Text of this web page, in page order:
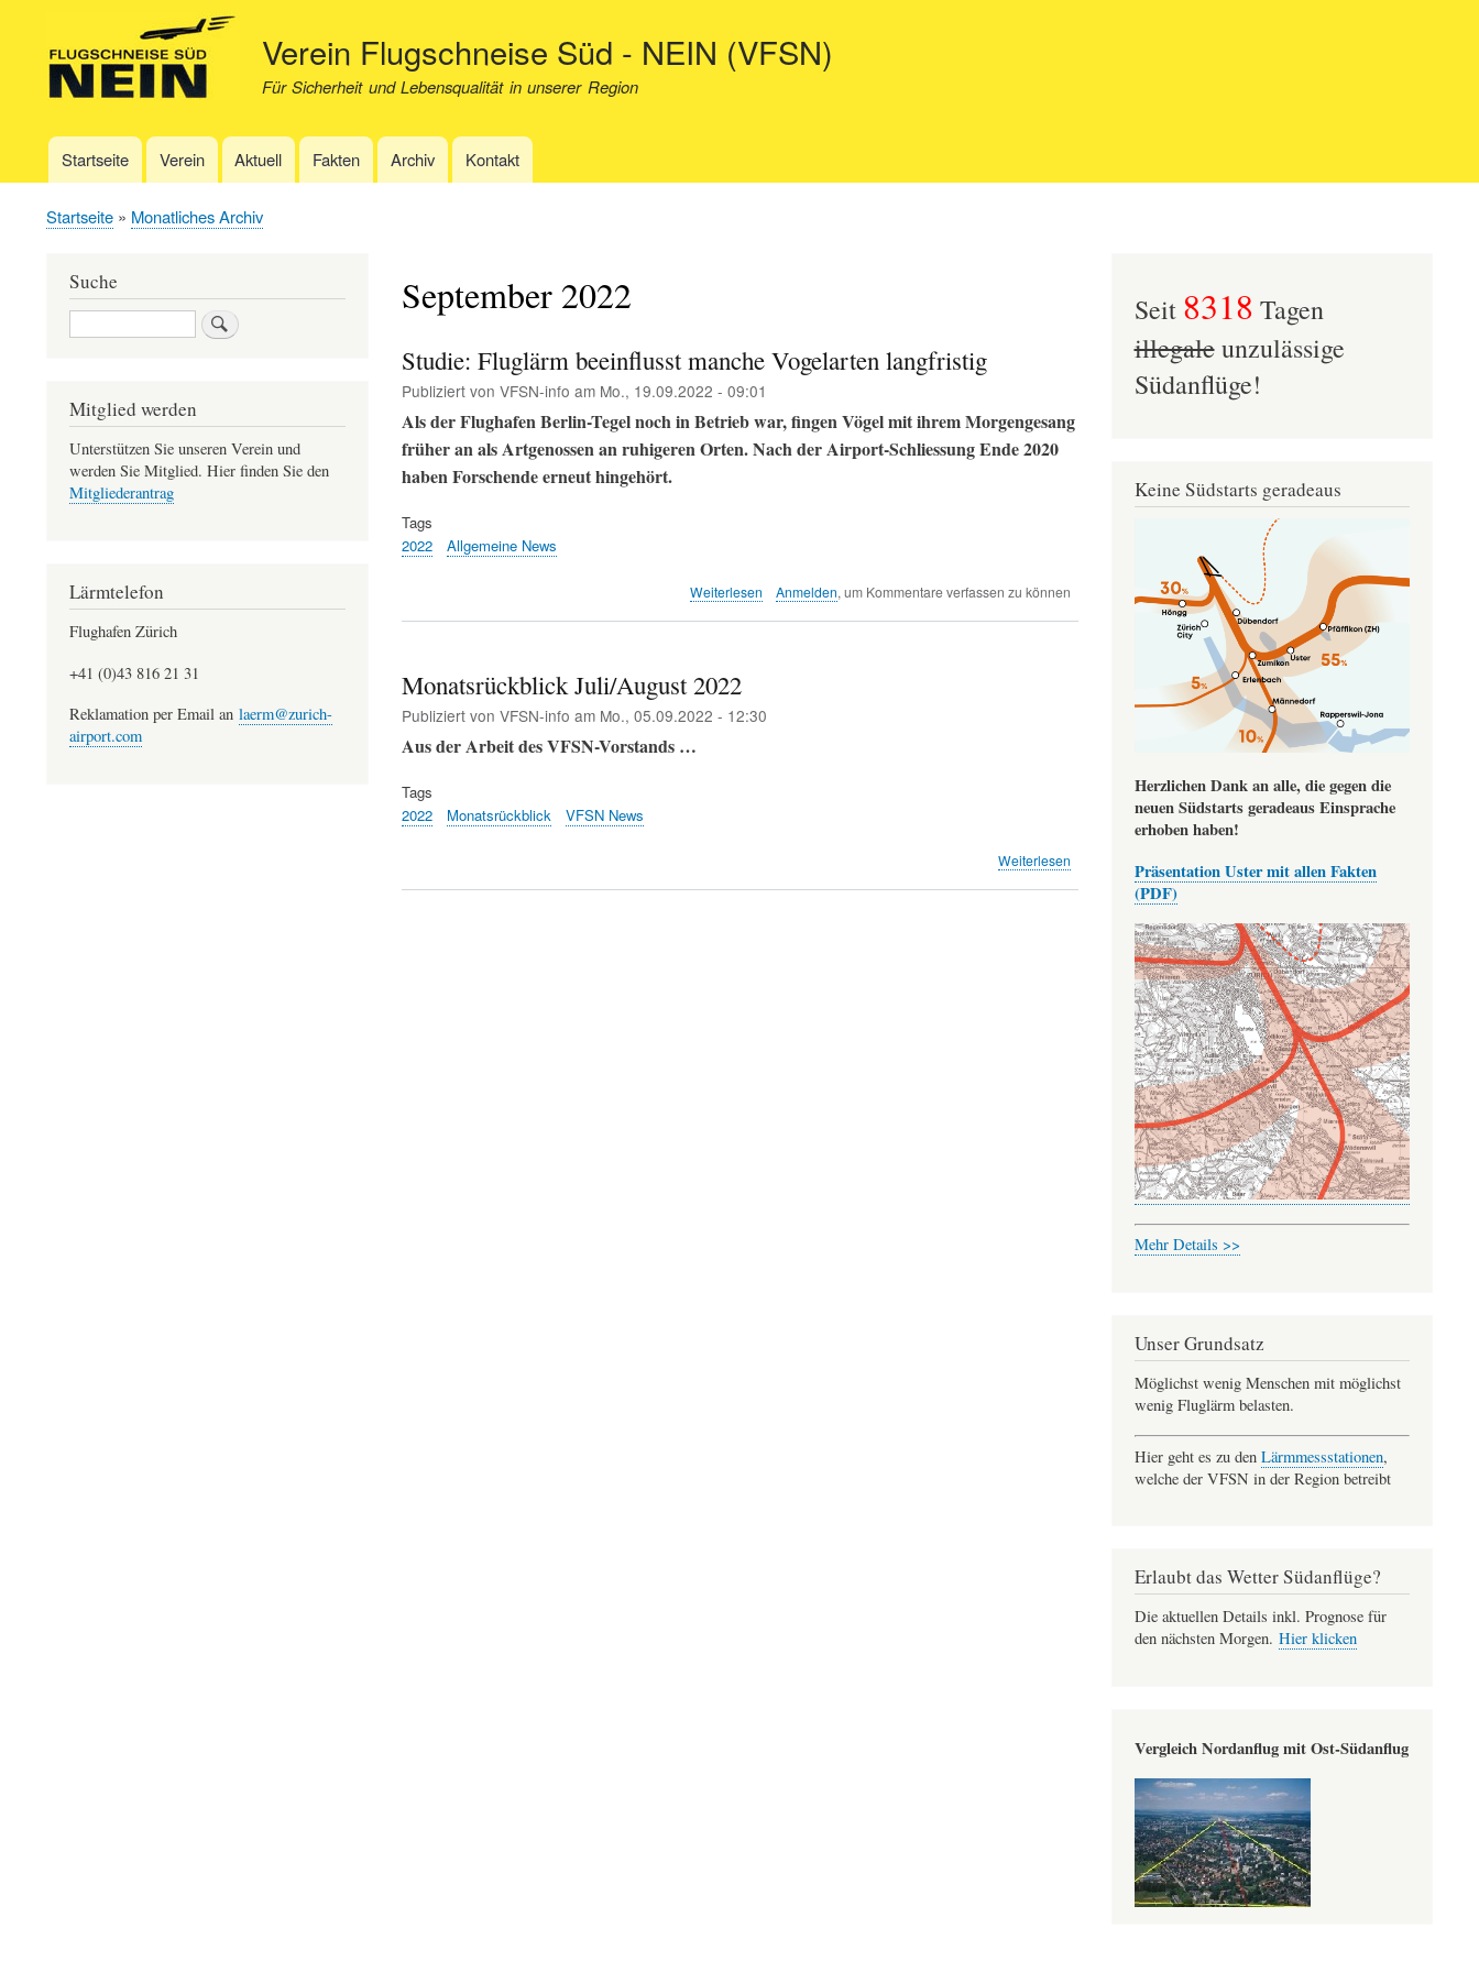
zum
Inhalt
Verein Flugschneise Süd - NEIN (VFSN)
Für Sicherheit und Lebensqualität in unserer Region
Hauptnavigation
Startseite Verein Aktuell Fakten Archiv Kontakt
Pfadnavigation
Startseite Monatliches Archiv
September 2022
Studie: Fluglärm beeinflusst manche Vogelarten langfristig
Publiziert von VFSN-info am Mo., 19.09.2022 - 09:01
Als der Flughafen Berlin-Tegel noch in Betrieb war, fingen Vögel mit ihrem Morgengesang
früher an als Artgenossen an ruhigeren Orten. Nach der Airport-Schliessung Ende 2020
haben Forschende erneut hingehört.
Tags
2022
Allgemeine News
Weiterlesen über
langfristig
Anmelden, um Kommentare verfassen zu können
Monatsrückblick Juli/August 2022
Publiziert von VFSN-info am Mo., 05.09.2022 - 12:30
Aus der Arbeit des VFSN-Vorstands …
Tags
2022
Monatsrückblick VFSN News
Weiterlesen
Monatsrückblick
Juli/August
Suche
Suche
Mitglied werden
Unterstützen Sie unseren Verein und
werden Sie Mitglied. Hier finden Sie den
Mitgliederantrag
Lärmtelefon
Flughafen Zürich
+41 (0)43 816 21 31
Reklamation per Email an laerm@zurich-
airport.com
Seit 8318 Tagen
illegaleunzulässige
Südanflüge!
Keine Südstarts geradeaus
Herzlichen Dank an alle, die gegen die
neuen Südstarts geradeaus Einsprache
erhoben haben!
Präsentation Uster mit allen Fakten
(PDF)
Mehr Details >>
Unser Grundsatz
Möglichst wenig Menschen mit möglichst
wenig Fluglärm belasten.
Hier geht es zu den Lärmmessstationen,
welche der VFSN in der Region betreibt
Erlaubt das Wetter Südanflüge?
Die aktuellen Details inkl. Prognose für
den nächsten Morgen. Hier klicken
Vergleich Nordanflug mit Ost-Südanflug